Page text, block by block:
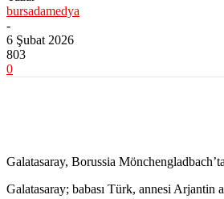
bursadamedya
-
6 Şubat 2026
803
0
Galatasaray, Borussia
Galatasaray; babası Türk, annesi Arjantin